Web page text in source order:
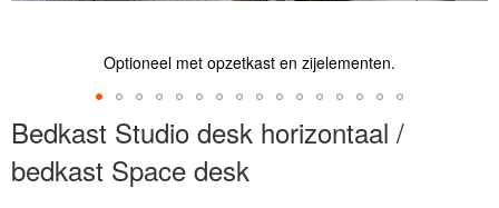
Optioneel met opzetkast en zijelementen.
Ga
naar
het
Bedkast Studio desk horizontaal /
bedkast Space desk